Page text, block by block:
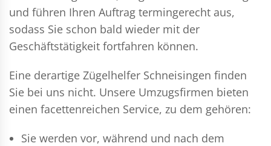
und führen Ihren Auftrag termingerecht aus,
sodass Sie schon bald wieder mit der
Geschäftstätigkeit fortfahren können.
Eine derartige Zügelhelfer Schneisingen finden
Sie bei uns nicht. Unsere Umzugsfirmen bieten
einen facettenreichen Service, zu dem gehören:
Sie werden vor, während und nach dem